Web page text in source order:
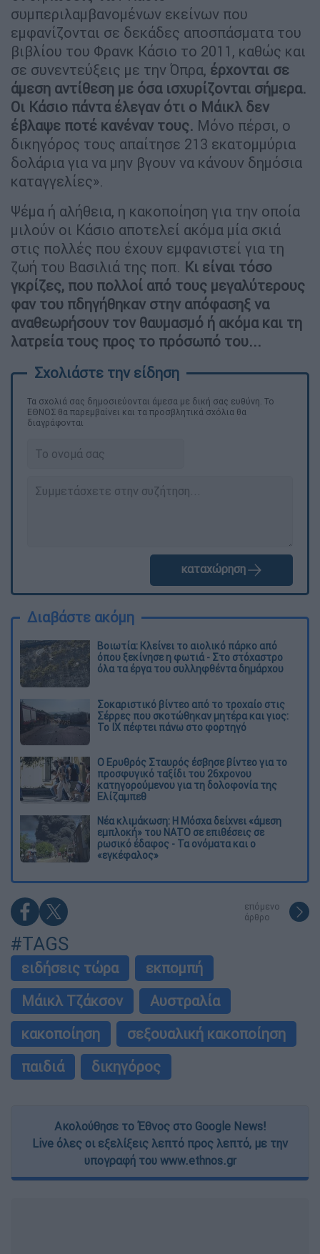
συμπεριλαμβανομένων εκείνων που
εμφανίζονται σε δεκάδες αποσπάσματα του
βιβλίου του Φρανκ Κάσιο το 2011, καθώς και
σε συνεντεύξεις με την Όπρα, έρχονται σε
άμεση αντίθεση με όσα ισχυρίζονται σήμερα.
Οι Κάσιο πάντα έλεγαν ότι ο Μάικλ δεν
έβλαψε ποτέ κανέναν τους. Μόνο πέρσι, ο
δικηγόρος τους απαίτησε 213 εκατομμύρια
δολάρια για να μην βγουν να κάνουν δημόσια
καταγγελίες».
Ψέμα ή αλήθεια, η κακοποίηση για την οποία
μιλούν οι Κάσιο αποτελεί ακόμα μία σκιά
στις πολλές που έχουν εμφανιστεί για τη
ζωή του Βασιλιά της ποπ. Κι είναι τόσο
γκρίζες, που πολλοί από τους μεγαλύτερους
φαν του πδηγήθηκαν στην απόφασηξ να
αναθεωρήσουν τον θαυμασμό ή ακόμα και τη
λατρεία τους προς το πρόσωπό του...
Τα σχολιά σας δημοσιεύονται άμεσα με δική σας ευθύνη. Το
ΕΘΝΟΣ θα παρεμβαίνει και τα προσβλητικά σχόλια θα
διαγράφονται
καταχώρηση
Διαβάστε ακόμη
Βοιωτία: Κλείνει το αιολικό πάρκο από
όπου ξεκίνησε η φωτιά - Στο στόχαστρο
όλα τα έργα του συλληφθέντα δημάρχου
Σοκαριστικό βίντεο από το τροχαίο στις
Σέρρες που σκοτώθηκαν μητέρα και γιος:
Το ΙΧ πέφτει πάνω στο φορτηγό
Ο Ερυθρός Σταυρός έσβησε βίντεο για το
προσφυγικό ταξίδι του 26χρονου
κατηγορούμενου για τη δολοφονία της
Ελίζαμπεθ
Νέα κλιμάκωση: Η Μόσχα δείχνει «άμεση
εμπλοκή» του ΝΑΤΟ σε επιθέσεις σε
ρωσικό έδαφος - Τα ονόματα και ο
«εγκέφαλος»
επόμενο
άρθρο
#TAGS
ειδήσεις τώρα
εκπομπή
Μάικλ Τζάκσον
Αυστραλία
κακοποίηση
σεξουαλική κακοποίηση
παιδιά
δικηγόρος
Ακολούθησε το Έθνος στο Google News!
Live όλες οι εξελίξεις λεπτό προς λεπτό, με την
υπογραφή του www.ethnos.gr